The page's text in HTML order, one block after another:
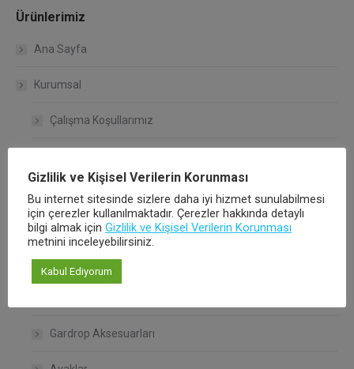
Ürünlerimiz
Ana Sayfa
Kurumsal
Çalışma Koşullarımız
Ürünlerimiz
Bağlantı Sistemleri
Gardrop Aksesuarları
Gizlilik ve Kişisel Verilerin Korunması
Bu internet sitesinde sizlere daha iyi hizmet sunulabilmesi
için çerezler kullanılmaktadır. Çerezler hakkında detaylı
bilgi almak için Gizlilik ve Kişisel Verilerin Korunması
metnini inceleyebilirsiniz.
Kabul Ediyorum